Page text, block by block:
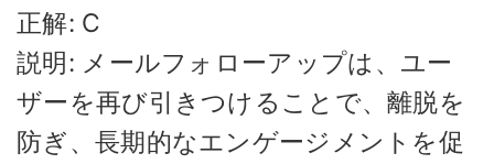
正解: C
説明: メールフォローアップは、ユー
ザーを再び引きつけることで、離脱を
防ぎ、長期的なエンゲージメントを促